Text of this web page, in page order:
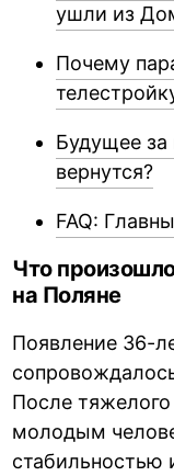
ушли из
Почему
Будущее
вернутся?
FAQ:
Что
на Поляне
Появление 36-
После
молодым